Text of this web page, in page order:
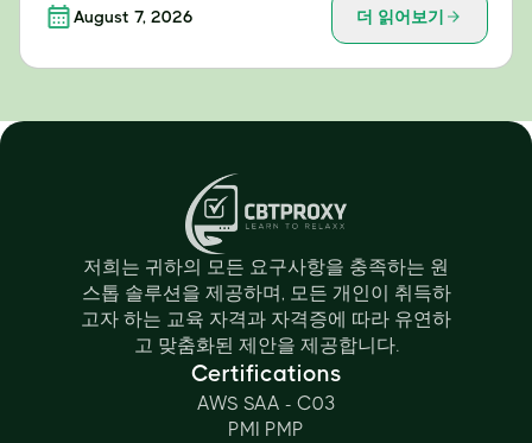
August 7, 2026 더 읽어보기
저희는 귀하의 모든 요구사항을 충족하는 원
스톱 솔루션을 제공하며, 모든 개인이 취득하
고자 하는 교육 자격과 자격증에 따라 유연하
고 맞춤화된 제안을 제공합니다.
Certifications
AWS SAA - C03
PMI PMP